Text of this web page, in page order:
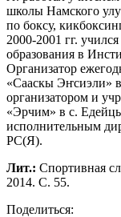
школы Намского
по боксу,
2000-2001 гг.
образования в
Организатор
«Сааскы Эҥсиэли»
организатором и
«Эрчим» в с.
исполнительным
РС(Я).
Лит.: Спортивная
2014. С. 55.
Поделиться: